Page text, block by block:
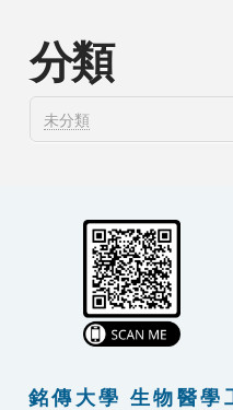
分類
未分類
銘傳大學 生物醫學